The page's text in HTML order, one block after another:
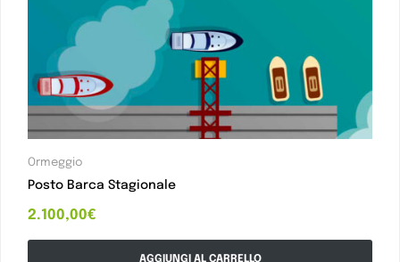
Ormeggio
Posto Barca Stagionale
2.100,00€
AGGIUNGI AL CARRELLO